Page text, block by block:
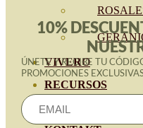
VIVERO
RECURSOS
ECO-BLOG
10%
ÚNETE Y RECIBE TU
PROMOCIONES